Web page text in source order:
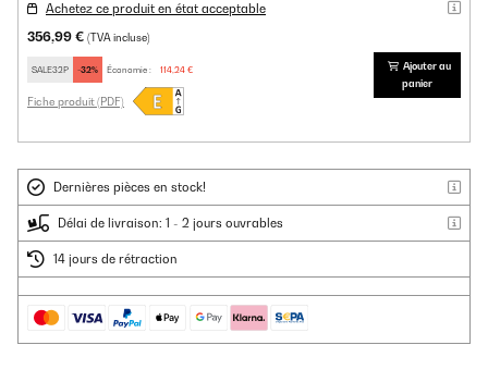
Achetez ce produit en état acceptable
356,99 € (TVA incluse)
SALE32P -32% Économie : 114,24 €
Fiche produit (PDF)
Ajouter au
panier
Dernières pièces en stock!
Délai de livraison: 1 - 2 jours ouvrables
14 jours de rétraction